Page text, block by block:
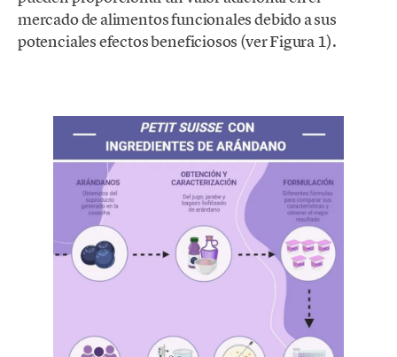
mercado de alimentos funcionales debido a sus
potenciales efectos beneficiosos (ver Figura 1).